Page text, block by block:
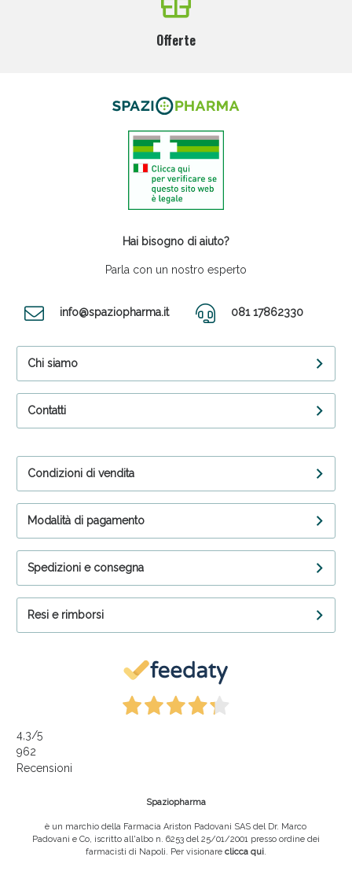
Offerte
Hai bisogno di aiuto?
Parla con un nostro esperto
info@spaziopharma.it 081 17862330
Chi siamo
Contatti
Condizioni di vendita
Modalità di pagamento
Spedizioni e consegna
Resi e rimborsi
4,3/5
962
Recensioni
Spaziopharma
è un marchio della Farmacia Ariston Padovani SAS del Dr. Marco
Padovani e Co, iscritto all'albo n. 6253 del 25/01/2001 presso ordine dei
farmacisti di Napoli. Per visionare clicca qui.